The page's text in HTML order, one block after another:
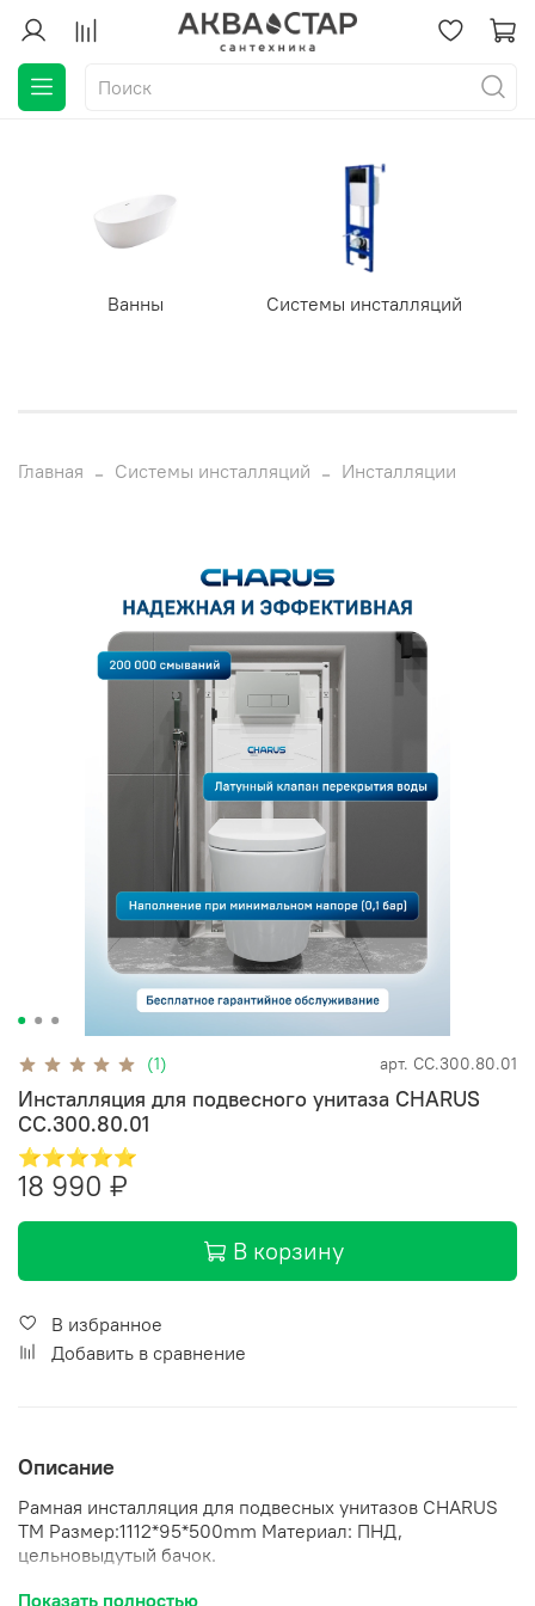
Ванны Системы инсталляций
Главная Системы инсталляций Инсталляции
(1) арт. CC.300.80.01
Инсталляция для подвесного унитаза CHARUS
CC.300.80.01
⭐⭐⭐⭐⭐
18 990 ₽
В корзину
В избранное
Добавить в сравнение
Описание
Рамная инсталляция для подвесных унитазов CHARUS
TM Размер:1112*95*500mm Материал: ПНД,
цельновыдутый бачок.
Макс. нагрузка: до 400 кг
Показать полностью